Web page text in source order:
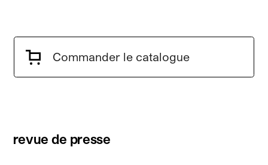
Commander le catalogue
revue de presse